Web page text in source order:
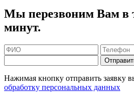
Мы перезвоним Вам в
минут.
Нажимая кнопку отправить заявку
обработку персональных данных